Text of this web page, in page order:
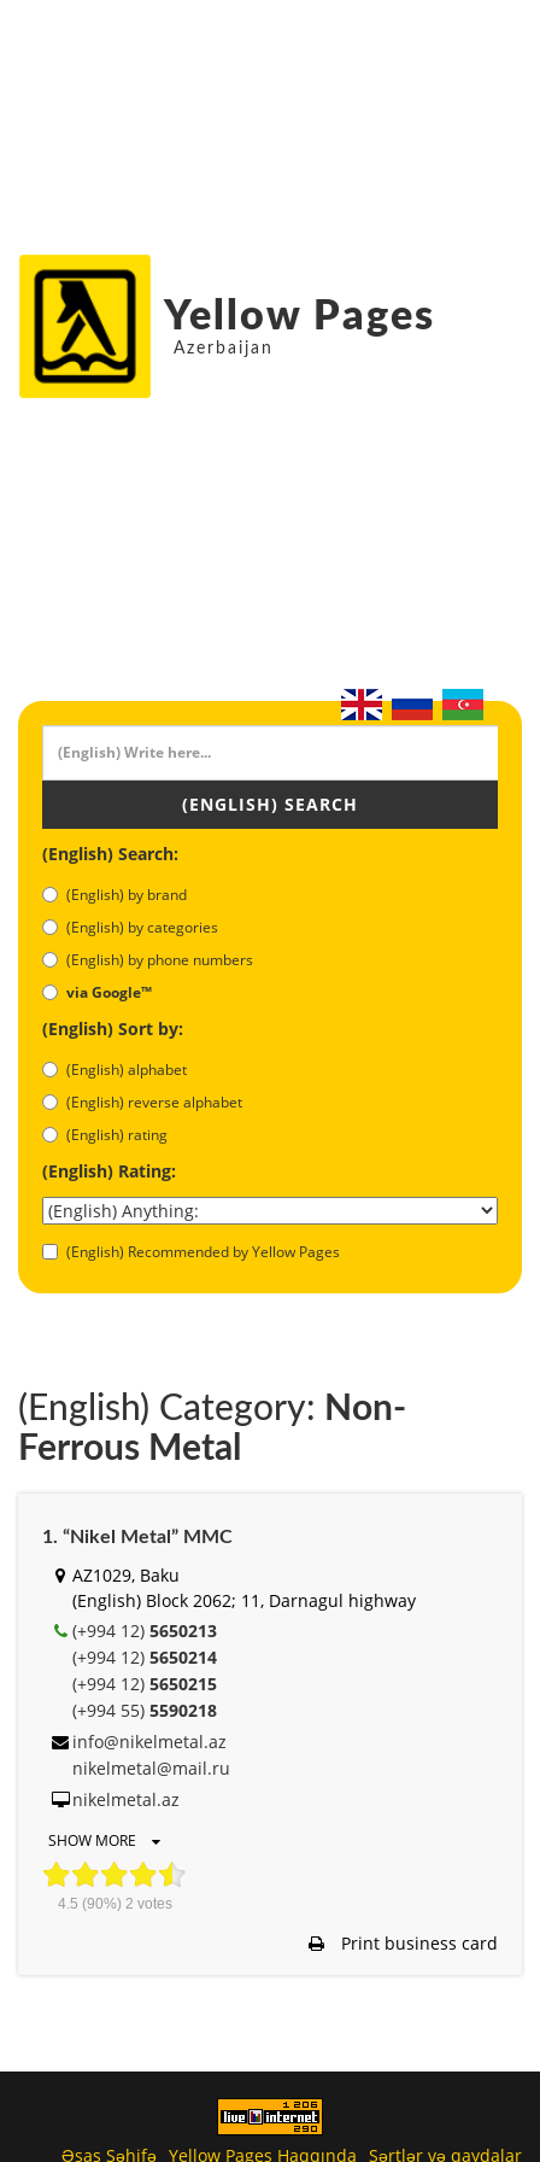
Yellow Pages
Azerbaijan
(ENGLISH) SEARCH
(English) Search:
(English) by brand
(English) by categories
(English) by phone numbers
via Google™
(English) Sort by:
(English) alphabet
(English) reverse alphabet
(English) rating
(English) Rating:
(English) Recommended by Yellow Pages
(English) Category: Non-
Ferrous Metal
1. “Nikel Metal” MMC
AZ1029, Baku
(English) Block 2062; 11, Darnagul highway
(+994 12) 5650213
(+994 12) 5650214
(+994 12) 5650215
(+994 55) 5590218
info@nikelmetal.az
nikelmetal@mail.ru
nikelmetal.az
SHOW MORE
4.5 (90%) 2 votes
Print business card
Əsas Səhifə Yellow Pages Haqqında Şərtlər və qaydalar